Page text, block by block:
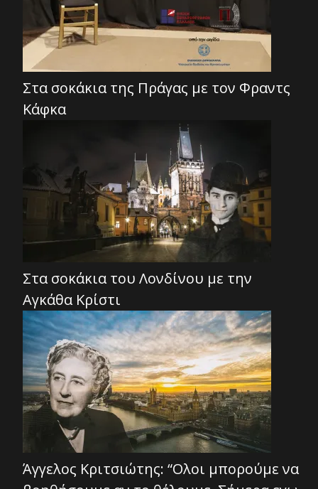
Στα σοκάκια της Πράγας με τον Φραντς
Κάφκα
Στα σοκάκια του Λονδίνου με την
Αγκάθα Κρίστι
Άγγελος Κριτσιώτης: “Ολοι μπορούμε να